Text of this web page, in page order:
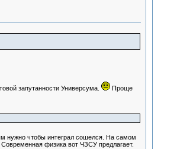
запутанности Универсума.
Проще
нужно чтобы интеграл сошелся. На самом
физика вот ЧЗСУ предлагает.